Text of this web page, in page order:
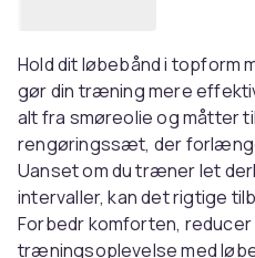
Hold dit løbebånd i topform
gør din træning mere
alt fra smøreolie og måtter
rengøringssæt, der
Uanset om du træner let
intervaller, kan det rigtige
Forbedr komforten,
træningsoplevelse med